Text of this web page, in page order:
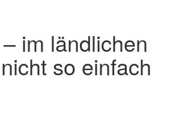
im ländlichen
so einfach